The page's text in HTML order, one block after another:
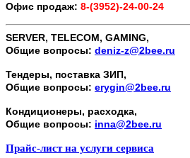
Офис продаж: 8-(3952)-24-00-24
SERVER, TELECOM, GAMING,
Общие вопросы: deniz-z@2bee.ru
Тендеры, поставка ЗИП,
Общие вопросы: erygin@2bee.ru
Кондиционеры, расходка,
Общие вопросы: inna@2bee.ru
Прайс-лист на услуги сервиса